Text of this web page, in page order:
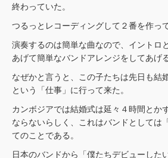
終わっていた。
つるっとレコーディングして２番を作っ
演奏するのは簡単な曲なので、イントロ
あげて簡単なバンドアレンジをしてあげる
なぜかと言うと、この子たちは先日も結
という「仕事」に行って来た。
カンボジアでは結婚式は延々４時間とか
ならないらしく、これはバンドとしては
てのことである。
日本のバンドから「僕たちデビューした